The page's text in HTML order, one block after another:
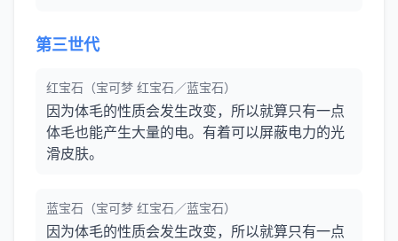
第三世代
红宝石（宝可梦 红宝石／蓝宝石）
因为体毛的性质会发生改变，所以就算只有一点
体毛也能产生大量的电。有着可以屏蔽电力的光
滑皮肤。
蓝宝石（宝可梦 红宝石／蓝宝石）
因为体毛的性质会发生改变，所以就算只有一点